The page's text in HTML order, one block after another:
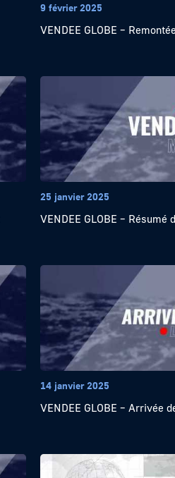
9 février 2025
VENDEE GLOBE –
25 janvier 2025
VENDEE GLOBE – Résumé
14 janvier 2025
VENDEE GLOBE – Arrivée